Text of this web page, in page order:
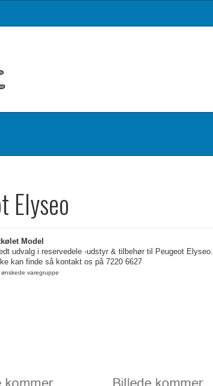
Elyseo
Model
udvalg i reservedele -udstyr & tilbehør til Peugeot Elyseo.
kan finde så kontakt os på 7220 6627
varegruppe